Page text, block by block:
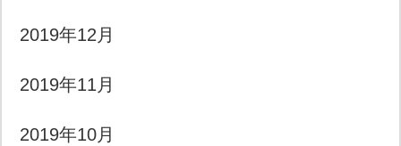
2019年12月
2019年11月
2019年10月